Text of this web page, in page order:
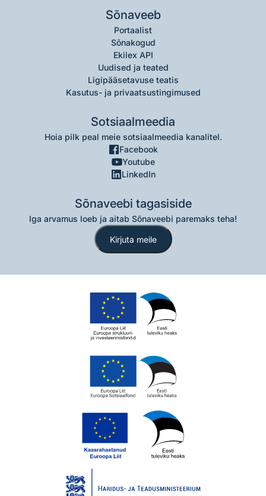
Sõnaveeb
Portaalist
Sõnakogud
Ekilex API
Uudised ja teated
Ligipääsetavuse teatis
Kasutus- ja privaatsustingimused
Sotsiaalmeedia
Hoia pilk peal meie sotsiaalmeedia kanalitel.
Facebook
Youtube
LinkedIn
Sõnaveebi tagasiside
Iga arvamus loeb ja aitab Sõnaveebi paremaks teha!
Kirjuta meile